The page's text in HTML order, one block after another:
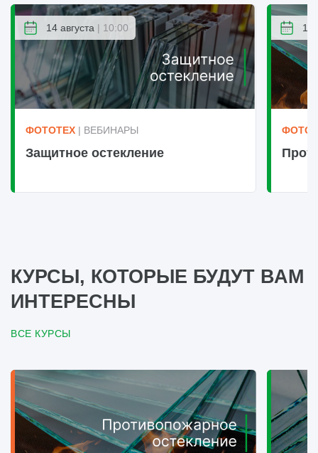
14 августа | 10:00
ФОТОТЕХ | ВЕБИНАРЫ
Защитное остекление
14
КУРСЫ, КОТОРЫЕ БУДУТ ВАМ
ИНТЕРЕСНЫ
ВСЕ КУРСЫ